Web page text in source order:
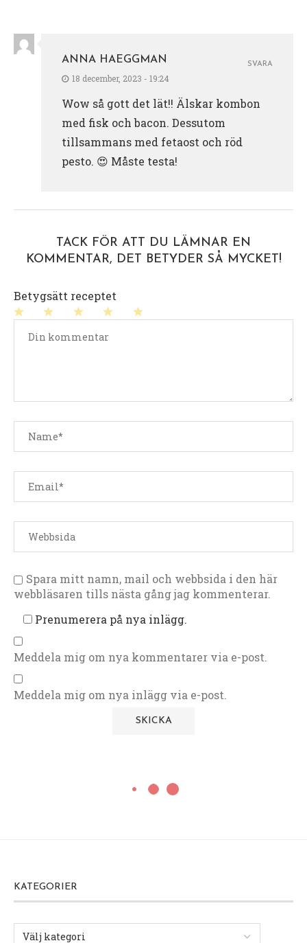
ANNA HAEGGMAN
18 december, 2023 - 19:24
Wow så gott det lät!! Älskar kombon
med fisk och bacon. Dessutom
tillsammans med fetaost och röd
pesto. 😍 Måste testa!
SVARA
TACK FÖR ATT DU LÄMNAR EN
KOMMENTAR, DET BETYDER SÅ MYCKET!
Betygsätt receptet
stjärnor
stjärnor
stjärnor
stjärna
Spara mitt namn, mail och webbsida i den här
webbläsaren tills nästa gång jag kommenterar.
Prenumerera på nya inlägg.
Meddela mig om nya kommentarer via e-post.
Meddela mig om nya inlägg via e-post.
KATEGORIER